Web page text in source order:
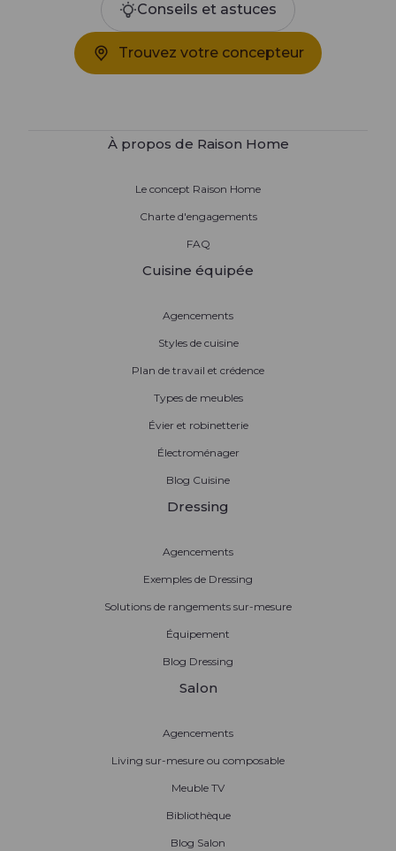
Conseils et astuces
Trouvez votre concepteur
À propos de Raison Home
Le concept Raison Home
Charte d'engagements
FAQ
Cuisine équipée
Agencements
Styles de cuisine
Plan de travail et crédence
Types de meubles
Évier et robinetterie
Électroménager
Blog Cuisine
Dressing
Agencements
Exemples de Dressing
Solutions de rangements sur-mesure
Équipement
Blog Dressing
Salon
Agencements
Living sur-mesure ou composable
Meuble TV
Bibliothèque
Blog Salon